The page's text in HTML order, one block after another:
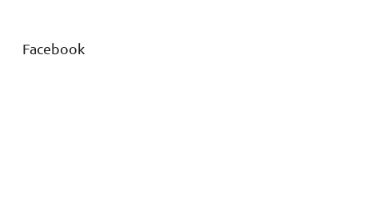
Facebook